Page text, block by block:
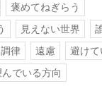
褒めてねぎらう
見えない世界
調律 遠慮
避けて
でいる方向